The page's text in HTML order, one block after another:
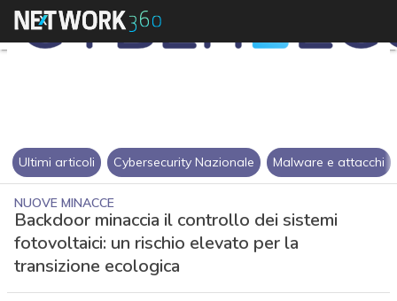
Ultimi articoli Cybersecurity Nazionale Malware e attacchi
NUOVE MINACCE
Backdoor minaccia il controllo dei sistemi
fotovoltaici: un rischio elevato per la
transizione ecologica